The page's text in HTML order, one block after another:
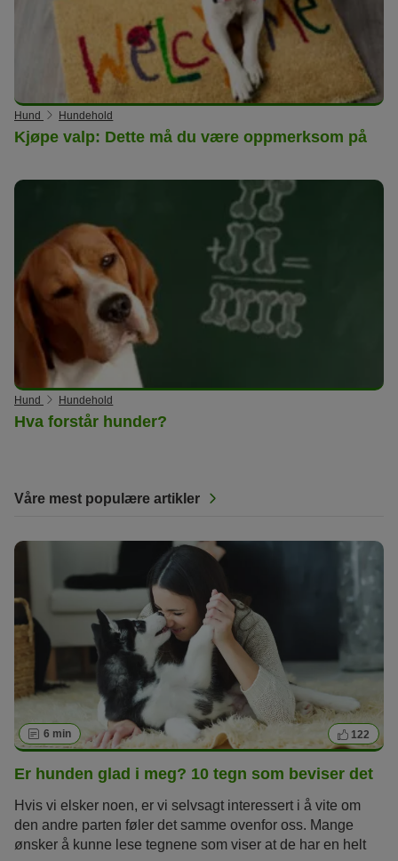
Hund Hundehold
Kjøpe valp: Dette må du være oppmerksom på
Hund Hundehold
Hva forstår hunder?
Våre mest populære artikler
6 min 122
Er hunden glad i meg? 10 tegn som beviser det
Hvis vi elsker noen, er vi selvsagt interessert i å vite om
den andre parten føler det samme ovenfor oss. Mange
ønsker å kunne lese tegnene som viser at de har en helt